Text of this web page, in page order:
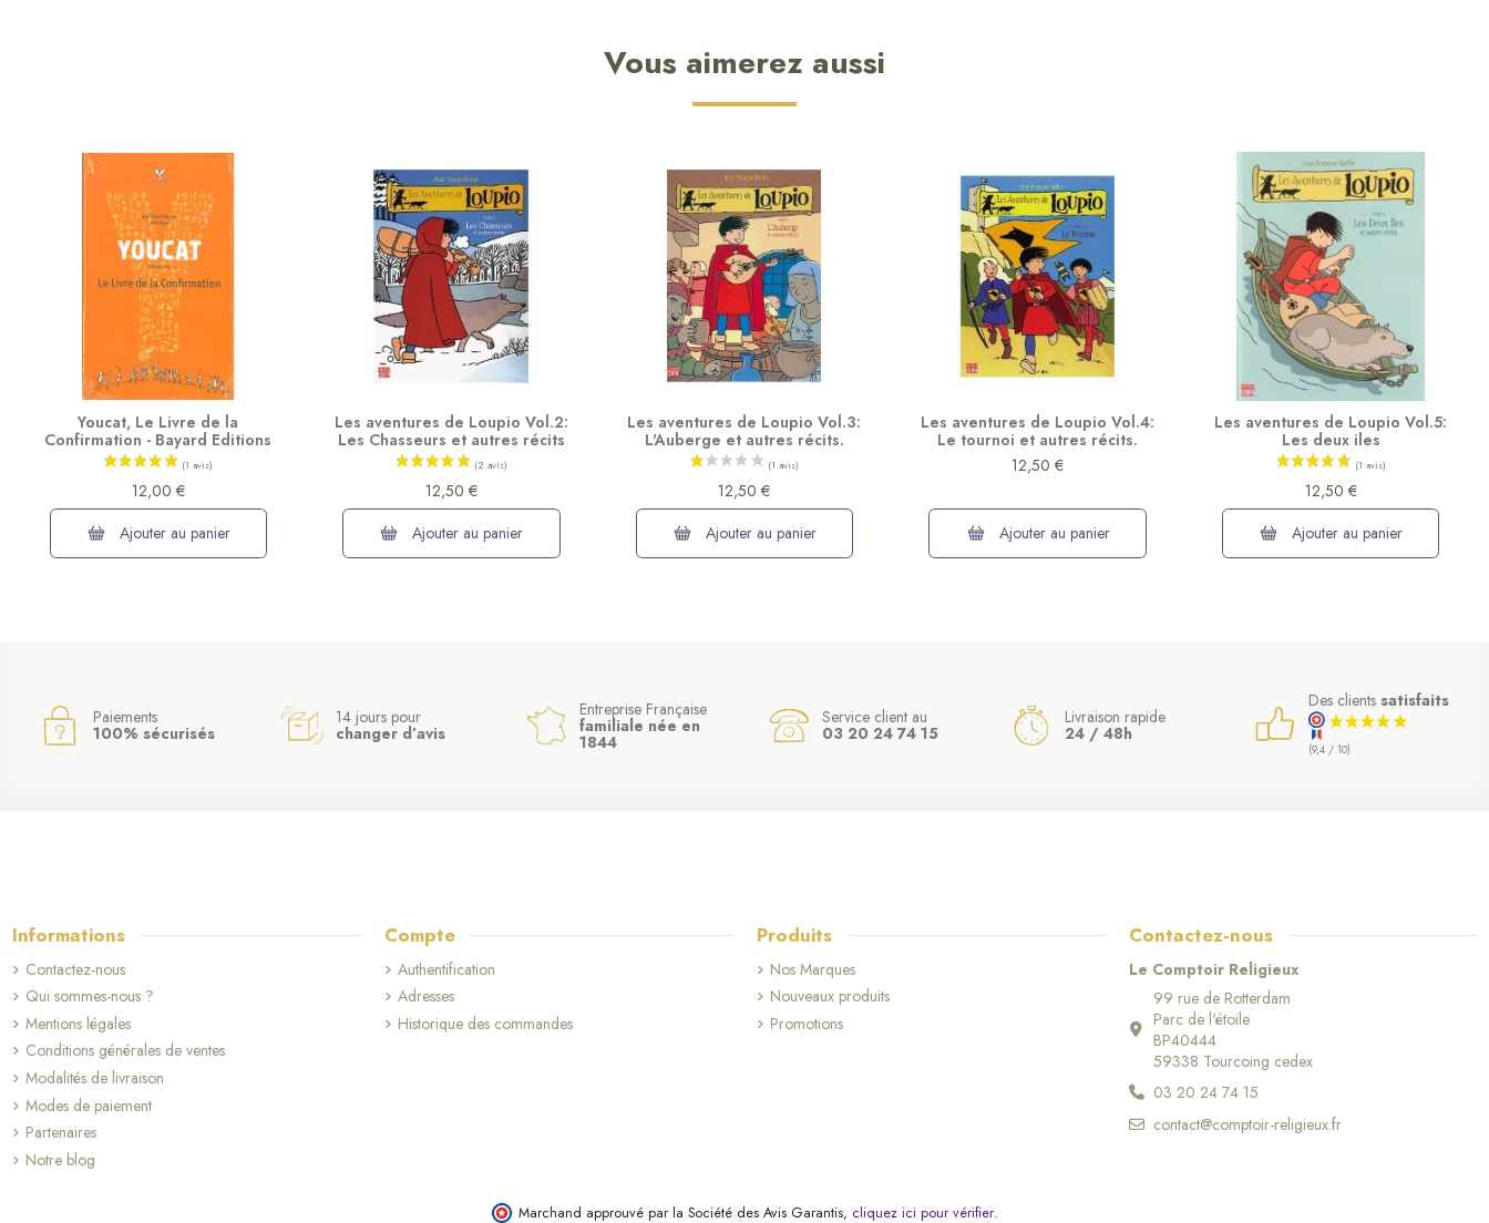
Vous aimerez aussi
Youcat, Le Livre de la
Confirmation - Bayard Editions
12,00 €
Ajouter au panier
Les aventures de Loupio Vol.2:
Les Chasseurs et autres récits
12,50 €
Ajouter au panier
Les aventures de Loupio Vol.3:
L'Auberge et autres récits.
12,50 €
Ajouter au panier
Les aventures de Loupio Vol.4:
Le tournoi et autres récits.
12,50 €
Ajouter au panier
Les aventures de Loupio Vol.5:
Les deux iles
12,50 €
Ajouter au panier
Paiements
100% sécurisés
14 jours pour
changer d’avis
Entreprise Française
familiale née en
1844
Service client au
03 20 24 74 15
Livraison rapide
24 / 48h
Des clients satisfaits
(9,4 / 10)
Informations
Contactez-nous
Qui sommes-nous ?
Mentions légales
Conditions générales de ventes
Modalités de livraison
Modes de paiement
Partenaires
Notre blog
Compte
Authentification
Adresses
Historique des commandes
Produits
Nos Marques
Nouveaux produits
Promotions
Contactez-nous
Le Comptoir Religieux
99 rue de Rotterdam
Parc de l'étoile
BP40444
59338 Tourcoing cedex
03 20 24 74 15
contact@comptoir-religieux.fr
Marchand approuvé par la Société des Avis Garantis, cliquez ici pour vérifier.